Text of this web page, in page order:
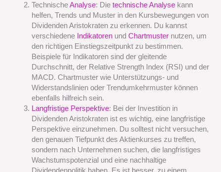
TechnischeAnalyse: Die technische Analysekann
helfen, Trends und Muster in den Kursbewegungen von
Dividenden Aristokraten zu erkennen. Du kannst
verschiedene Indikatorenund Chartmusternutzen, um
den richtigen Einstiegszeitpunkt zu bestimmen.
Beispiele für Indikatoren sind der gleitende
Durchschnitt, der Relative Strength Index (RSI) und der
MACD. Chartmuster wie Unterstützungs- und
Widerstandslinien oder Trendumkehrmuster können
ebenfalls hilfreich sein.
Langfristige Perspektive: Bei der Investition in
Dividenden Aristokraten ist es wichtig, eine langfristige
Perspektive einzunehmen. Du solltest nicht versuchen,
den genauen Tiefpunkt des Aktienkurses zu treffen,
sondern nach Unternehmen suchen, die langfristiges
Wachstumspotenzial und eine nachhaltige